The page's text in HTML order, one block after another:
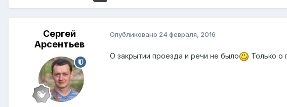
Сергей
Арсентьев
Опубликовано 24 февраля, 2016
О закрытии проезда и речи не было Только о